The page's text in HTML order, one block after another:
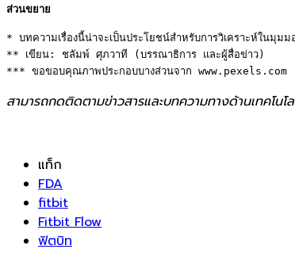
ส่วนขยาย
* บทความเรื่องนี้น่าจะเป็นประโยชน์สำหรับการวิเคราะห์ในมุมม
** เขียน: ชลัมพ์ ศุภวาที (บรรณาธิการ และผู้สื่อข่าว)
*** ขอขอบคุณภาพประกอบบางส่วนจาก www.pexels.com
สามารถกดติดตามข่าวสารและบทความทางด้านเทคโนโ
แท็ก
FDA
fitbit
Fitbit Flow
ฟิตบิท